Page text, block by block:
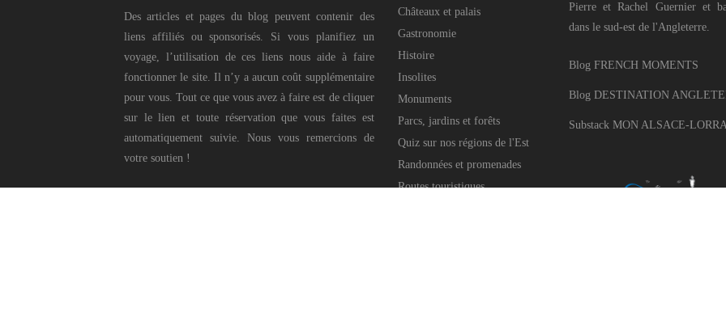
Des articles et pages du blog peuvent contenir des
liens affiliés ou sponsorisés. Si vous planifiez un
voyage, l’utilisation de ces liens nous aide à faire
fonctionner le site. Il n’y a aucun coût supplémentaire
pour vous. Tout ce que vous avez à faire est de cliquer
sur le lien et toute réservation que vous faites est
automatiquement suivie. Nous vous remercions de
votre soutien !
Châteaux et palais
Gastronomie
Histoire
Insolites
Monuments
Parcs, jardins et forêts
Quiz sur nos régions de l'Est
Randonnées et promenades
Routes touristiques
Pierre et Rachel Guernier et
dans le sud-est de l'Angleterre.
Blog FRENCH MOMENTS
Blog DESTINATION
Substack MON ALSACE-